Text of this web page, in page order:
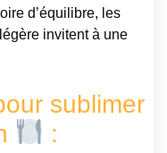
d’équilibre, les
invitent à une
sublimer
: